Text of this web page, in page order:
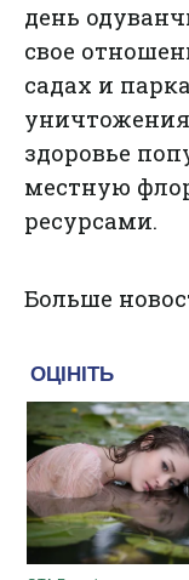
день
свое
садах и
здоровье
местную
ресурсами.
Больше